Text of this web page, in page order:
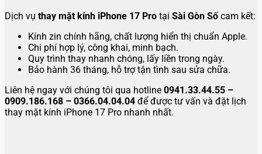
Dịch vụ thay mặt kính iPhone 17 Pro tại Sài Gòn Số cam kết:
Kính zin chính hãng, chất lượng hiển thị chuẩn Apple.
Chi phí hợp lý, công khai, minh bạch.
Quy trình thay nhanh chóng, lấy liền trong ngày.
Bảo hành 36 tháng, hỗ trợ tận tình sau sửa chữa.
Liên hệ ngay với chúng tôi qua hotline 0941.33.44.55 –
0909.186.168 – 0366.04.04.04 để được tư vấn và đặt lịch
thay mặt kính iPhone 17 Pro nhanh nhất.